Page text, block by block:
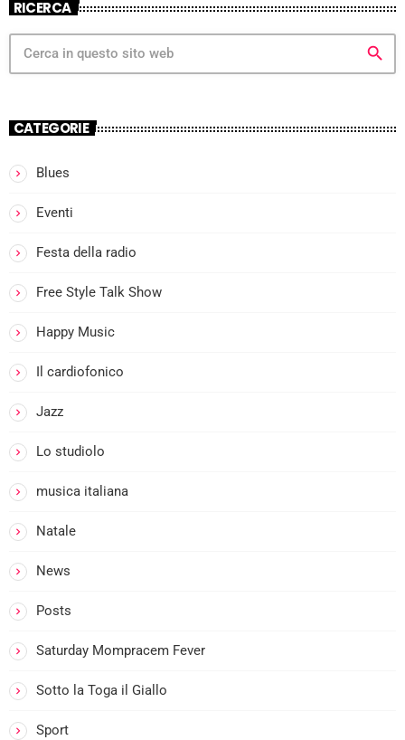
RICERCA
search
CATEGORIE
Blues
Eventi
Festa della radio
Free Style Talk Show
Happy Music
Il cardiofonico
Jazz
Lo studiolo
musica italiana
Natale
News
Posts
Saturday Mompracem Fever
Sotto la Toga il Giallo
Sport